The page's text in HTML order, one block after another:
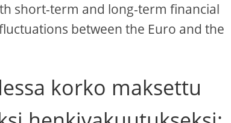
short-term and long-term financial
between the Euro and the
korko maksettu